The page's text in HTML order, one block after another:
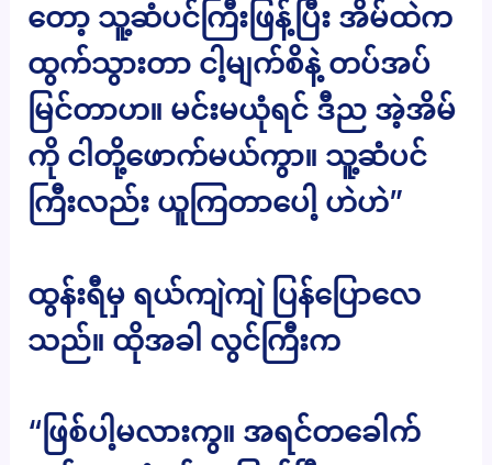
တော့ သူ့ဆံပင်ကြီးဖြန့်ပြီး အိမ်ထဲက
ထွက်သွားတာ ငါ့မျက်စိနဲ့ တပ်အပ်
မြင်တာဟ။ မင်းမယုံရင် ဒီည အဲ့အိမ်
ကို ငါတို့ဖောက်မယ်ကွာ။ သူ့ဆံပင်
ကြီးလည်း ယူကြတာပေါ့ ဟဲဟဲ”
ထွန်းရီမှ ရယ်ကျဲကျဲ ပြန်ပြောလေ
သည်။ ထိုအခါ လွင်ကြီးက
“ဖြစ်ပါ့မလားကွ။ အရင်တခေါက်